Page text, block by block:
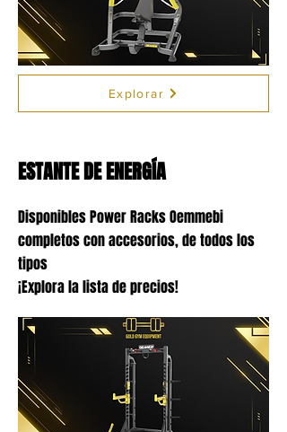
Explorar
ESTANTE DE ENERGÍA
Disponibles Power Racks Oemmebi
completos con accesorios, de todos los
tipos
¡Explora la lista de precios!